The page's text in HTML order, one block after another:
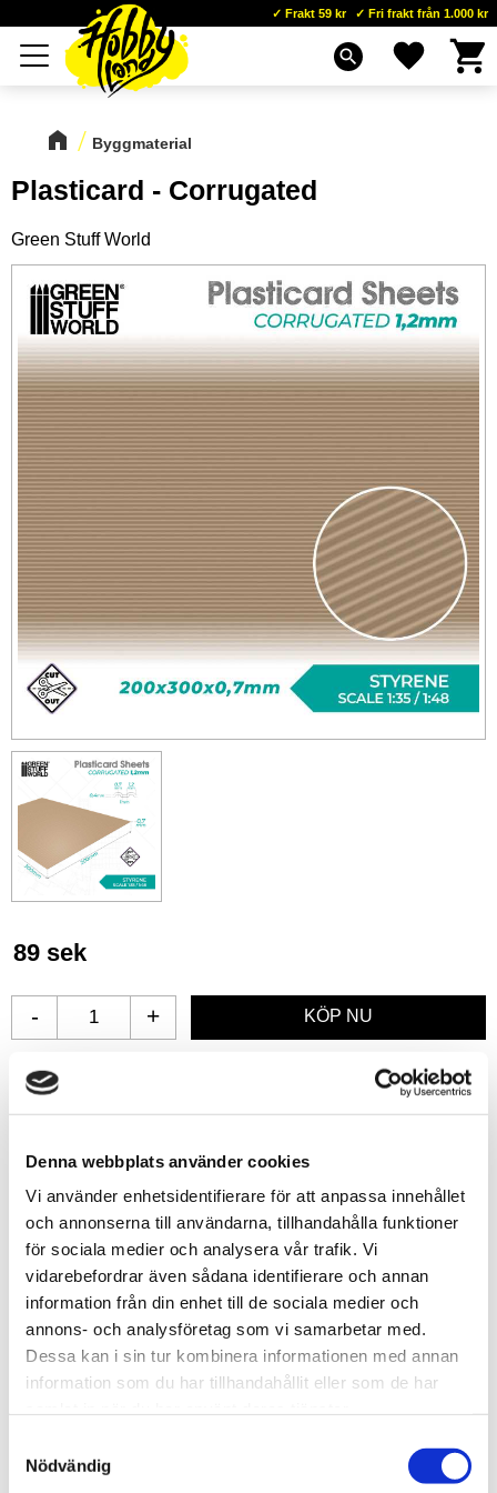
Denna webbplats använder cookies
Vi använder enhetsidentifierare för att anpassa innehållet
och annonserna till användarna, tillhandahålla funktioner
för sociala medier och analysera vår trafik. Vi
vidarebefordrar även sådana identifierare och annan
information från din enhet till de sociala medier och
annons- och analysföretag som vi samarbetar med.
Dessa kan i sin tur kombinera informationen med annan
information som du har tillhandahållit eller som de har
Nödvändig
Meny
Frakt 59 kr Fri frakt från 1.000 kr
search Favoriter
Byggmaterial
Plasticard - Corrugated
Green Stuff World
89 sek
+
-
Lägg till i favoriter
Artikelnr
roofing, flooring, siding, rock, stone, metal plates, and